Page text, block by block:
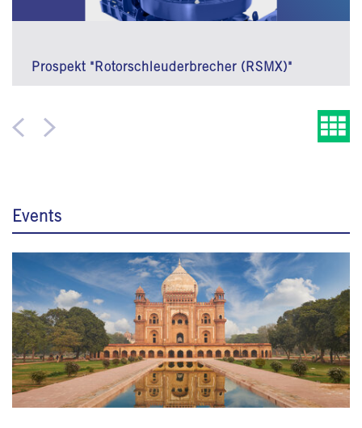
Prospekt "Rotorschleuderbrecher (RSMX)"
Events